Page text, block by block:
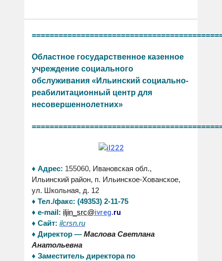
Областное государственное казенное
учреждение социального
обслуживания «Ильинский социально-
реабилитационный центр для
несовершеннолетних»
♦ Адрес: 155060, Ивановская обл.,
Ильинский район, п. Ильинское-Хованское,
ул. Школьная, д. 12
♦ Тел./факс: (49353) 2-11-75
♦ e-mail: iljin_src@ivreg.ru
♦ Сайт: ilcrsn.ru
♦ Директор — Маслова Светлана
Анатольевна
♦ Заместитель директора по